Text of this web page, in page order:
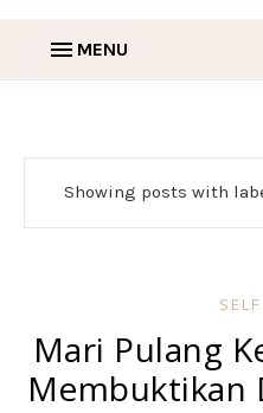
MENU
Showing posts with
Mari Pulang
Membuktikan